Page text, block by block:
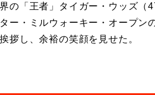
の「王者」タイガー・ウッズ（
ー・ミルウォーキー・オープン
拶し、余裕の笑顔を見せた。